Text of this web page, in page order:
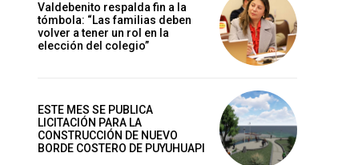
Valdebenito respalda fin a la
tómbola: “Las familias deben
volver a tener un rol en la
elección del colegio”
ESTE MES SE PUBLICA
LICITACIÓN PARA LA
CONSTRUCCIÓN DE NUEVO
BORDE COSTERO DE PUYUHUAPI